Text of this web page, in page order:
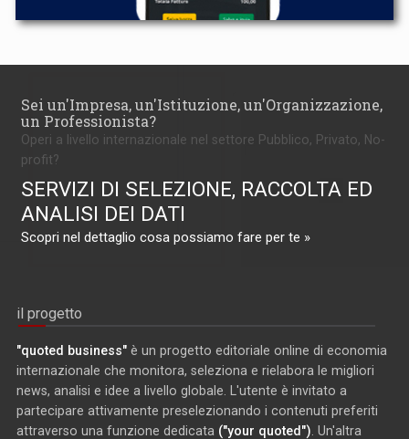
Sei un'Impresa, un'Istituzione, un'Organizzazione,
un Professionista?
Operi a livello internazionale nel settore Pubblico, Privato, No-
profit?
SERVIZI DI SELEZIONE, RACCOLTA ED
ANALISI DEI DATI
Scopri nel dettaglio cosa possiamo fare per te »
il progetto
"quoted business" è un progetto editoriale online di economia
internazionale che monitora, seleziona e rielabora le migliori
news, analisi e idee a livello globale. L'utente è invitato a
partecipare attivamente preselezionando i contenuti preferiti
attraverso una funzione dedicata ("your quoted") . Un'altra